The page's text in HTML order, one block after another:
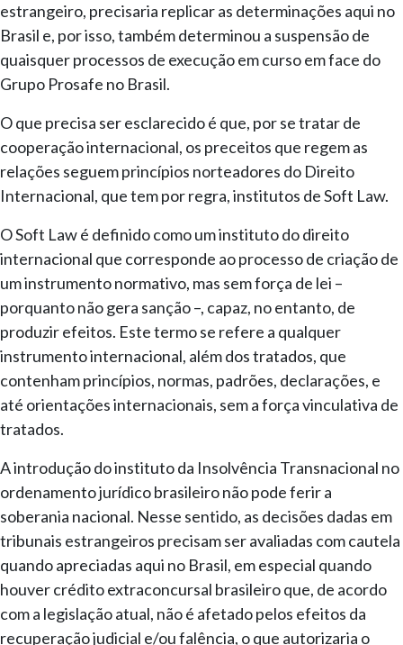
estrangeiro, precisaria replicar as determinações aqui no
Brasil e, por isso, também determinou a suspensão de
quaisquer processos de execução em curso em face do
Grupo Prosafe no Brasil.
O que precisa ser esclarecido é que, por se tratar de
cooperação internacional, os preceitos que regem as
relações seguem princípios norteadores do Direito
Internacional, que tem por regra, institutos de Soft Law.
O Soft Law é definido como um instituto do direito
internacional que corresponde ao processo de criação de
um instrumento normativo, mas sem força de lei –
porquanto não gera sanção –, capaz, no entanto, de
produzir efeitos. Este termo se refere a qualquer
instrumento internacional, além dos tratados, que
contenham princípios, normas, padrões, declarações, e
até orientações internacionais, sem a força vinculativa de
tratados.
A introdução do instituto da Insolvência Transnacional no
ordenamento jurídico brasileiro não pode ferir a
soberania nacional. Nesse sentido, as decisões dadas em
tribunais estrangeiros precisam ser avaliadas com cautela
quando apreciadas aqui no Brasil, em especial quando
houver crédito extraconcursal brasileiro que, de acordo
com a legislação atual, não é afetado pelos efeitos da
recuperação judicial e/ou falência, o que autorizaria o